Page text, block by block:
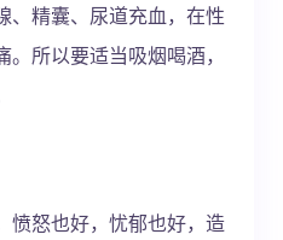
、精囊、尿道充血，在性
所以要适当吸烟喝酒，
愤怒也好，忧郁也好，造